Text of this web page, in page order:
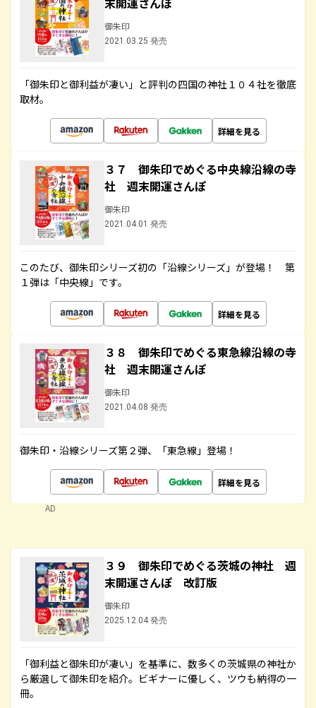
御朱印
2021.03.25 発売
「御朱印と御利益が凄い」と評判の四国の神社１０４社を徹底
取材。
詳細を見る
３７ 御朱印でめぐる中央線沿線の寺
社 週末開運さんぽ
御朱印
2021.04.01 発売
このたび、御朱印シリーズ初の「沿線シリーズ」が登場！ 第
１弾は「中央線」です。
詳細を見る
３８ 御朱印でめぐる東急線沿線の寺
社 週末開運さんぽ
御朱印
2021.04.08 発売
御朱印・沿線シリーズ第２弾、「東急線」登場！
詳細を見る
AD
３９ 御朱印でめぐる茨城の神社 週
末開運さんぽ 改訂版
御朱印
2025.12.04 発売
「御利益と御朱印が凄い」を基準に、数多くの茨城県の神社か
ら厳選して御朱印を紹介。ビギナーに優しく、ツウも納得の一
冊。